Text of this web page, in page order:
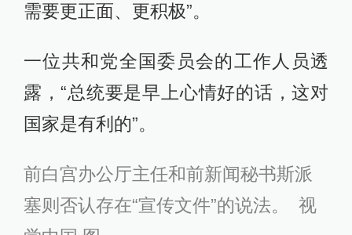
需要更正面、更积极”。
一位共和党全国委员会的工作人员透
露，“总统要是早上心情好的话，这对
国家是有利的”。
前白宫办公厅主任和前新闻秘书斯派
塞则否认存在“宣传文件”的说法。 视